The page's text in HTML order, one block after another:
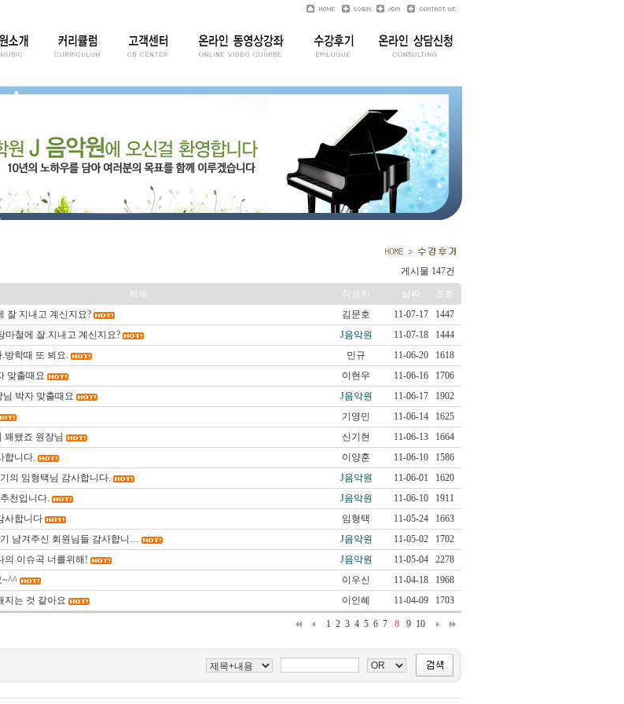
게시물 147건
제목 작성자 날짜
조회
잘 지내고 계신지요? 김문호 11-07-17
1447
마철에 잘 지내고 계신지요?
J음악원 11-07-18
1444
방학때 또 뵈요. 민규 11-06-20
1618
맞출때요 이현우 11-06-16
1706
님 박자 맞출때요
J음악원 11-06-17
1902
기영민 11-06-14
1625
꽤됐죠 원장님 신기현 11-06-13
1664
합니다. 이양훈 11-06-10
1586
의 임형택님 감사합니다. J음악원 11-06-01
1620
천입니다.
J음악원 11-06-10
1911
사합니다 임형택 11-05-24
1663
남겨주신 회원님들 감사합니… J음악원 11-05-02
1702
의 이슈곡 너를위해!
J음악원 11-05-04
2278
~^^ 이우신 11-04-18
1968
지는 것 같아요 이인혜 11-04-09 1703
1 2 3 4 5 6 7 8 9 10